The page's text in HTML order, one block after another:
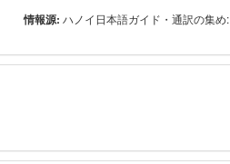
情報源: ハノイ日本語ガイド・通訳の集め: